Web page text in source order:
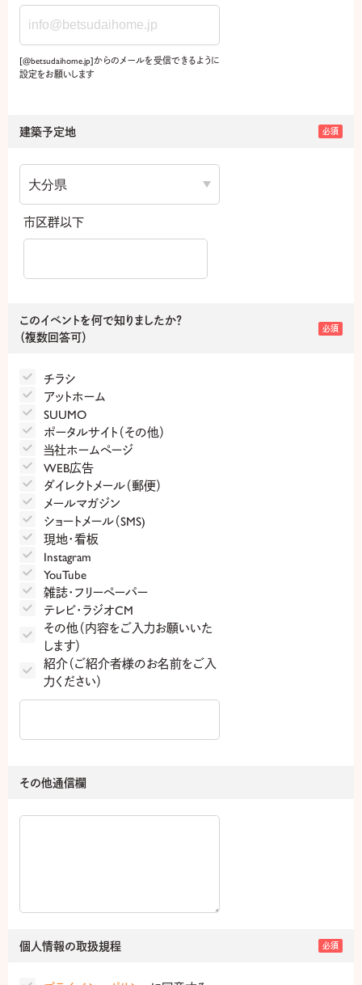
[@betsudaihome.jp]からのメールを受信できるように
設定をお願いします
建築予定地 必須
市区群以下
このイベントを何で知りましたか？
（複数回答可）
必須
チラシ
アットホーム
SUUMO
ポータルサイト（その他）
当社ホームページ
WEB広告
ダイレクトメール（郵便）
メールマガジン
ショートメール（SMS)
現地・看板
Instagram
YouTube
雑誌・フリーペーパー
テレビ・ラジオCM
その他（内容をご入力お願いいた
します）
紹介（ご紹介者様のお名前をご入
力ください）
その他通信欄
個人情報の取扱規程 必須